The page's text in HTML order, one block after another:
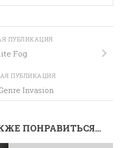
ПУБЛИКАЦИЯ
Fog
ПУБЛИКАЦИЯ
Invasion
ПОНРАВИТЬСЯ...